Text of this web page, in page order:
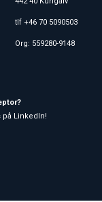
tlf +46 70 5090503
Org: 559280-9148
på LinkedIn!